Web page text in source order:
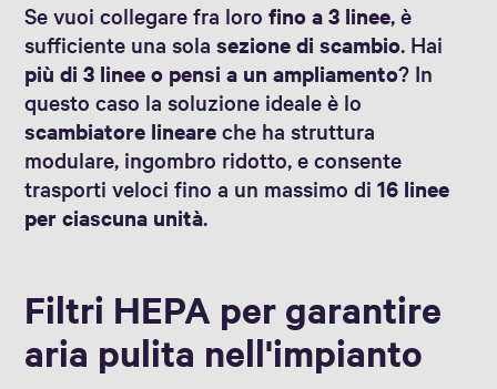
Se vuoi collegare fra lorofino a 3 linee, è
sufficiente una solasezione di scambio. Hai
più di 3 linee o pensi a un ampliamento? In
questo caso la soluzione ideale è lo
scambiatore lineareche ha struttura
modulare, ingombro ridotto, e consente
trasporti veloci fino a un massimo di16 linee
per ciascuna unità.
Filtri HEPA per garantire
aria pulita nell'impianto